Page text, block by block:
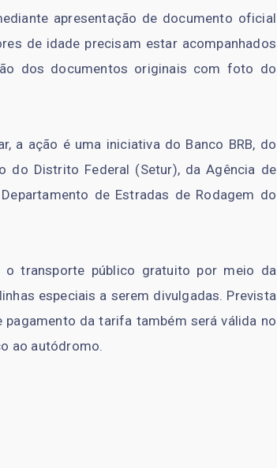
apresentação de documento oficial
de idade precisam estar acompanhados
dos documentos originais com foto do
a ação é uma iniciativa do Banco BRB, do
do Distrito Federal (Setur), da Agência de
de Estradas de Rodagem do
transporte público gratuito por meio da
especiais a serem divulgadas. Prevista
da tarifa também será válida no
ao autódromo.